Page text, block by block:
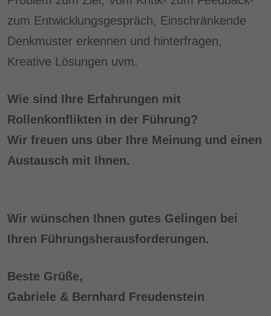
zum Entwicklungsgespräch, Einschränkende
Denkmuster erkennen und hinterfragen,
Kreative Lösungen uvm.
Wie sind Ihre Erfahrungen mit
Rollenkonflikten in der Führung?
Wir freuen uns über Ihre Meinung und einen
Austausch mit Ihnen.
Wir wünschen Ihnen gutes Gelingen bei
Ihren Führungsherausforderungen.
Beste Grüße,
Gabriele & Bernhard Freudenstein